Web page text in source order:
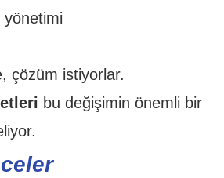
yönetimi
çözüm istiyorlar.
bu değişimin önemli bir